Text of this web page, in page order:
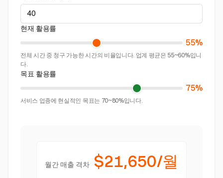
현재 활용률
55%
전체 시간 중 청구 가능한 시간의 비율입니다. 업계 평균은 55~60%입니
다.
목표 활용률
75%
서비스 업종에 현실적인 목표는 70~80%입니다.
월간 매출 격차 $21,650/월